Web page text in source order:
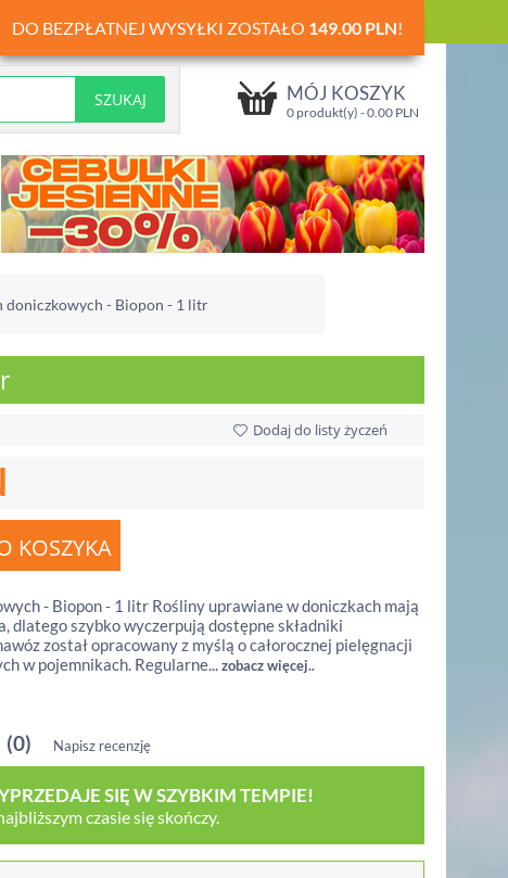
DO BEZPŁATNEJ WYSYŁKI ZOSTAŁO 149.00 PLN!
MÓJ KOSZYK
0 produkt(y) -0.00 PLN
doniczkowych - Biopon - 1 litr
Dodaj do listy życzeń
- Biopon - 1 litr Rośliny uprawiane w doniczkach mają
dlatego szybko wyczerpują dostępne składniki
został opracowany z myślą o całorocznej pielęgnacji
w pojemnikach. Regularne...zobacz więcej..
(0) Napisz recenzję
SIĘ W SZYBKIM TEMPIE!
czasie się skończy.